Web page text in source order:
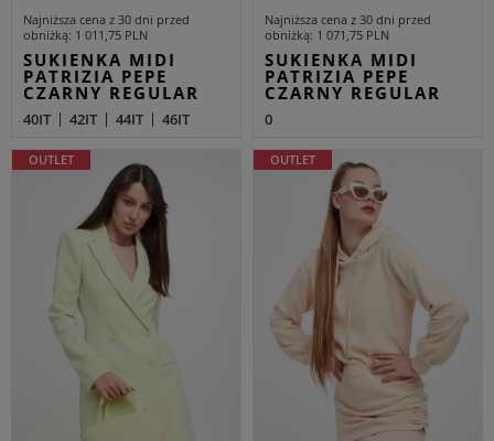
Najniższa cena z 30 dni przed
obniżką 1 011,75 PLN
SUKIENKA MIDI
PATRIZIA PEPE
CZARNY REGULAR
40IT 42IT 44IT 46IT
Najniższa cena z 30 dni przed
obniżką 1 071,75 PLN
SUKIENKA MIDI
PATRIZIA PEPE
CZARNY REGULAR
0
OUTLET OUTLET